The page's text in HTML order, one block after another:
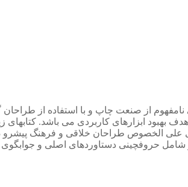
نامفهوم از صنعت چاپ و با استفاده از
هدف بهبود ابزارهای کاربردی می باشد.
علی الخصوص طراحان خلاقی و فرهنگ پیشرو
حروفچینی دستاوردهای اصلی و